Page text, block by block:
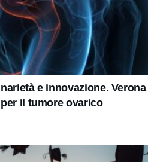
e innovazione. Verona
il tumore ovarico